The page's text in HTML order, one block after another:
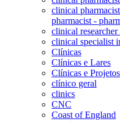
clinical
pharmacist -
clinical
clinical specialist
Clínicas
Clínicas e Lares
Clínicas e
clínico geral
clinics
CNC
Coast of England